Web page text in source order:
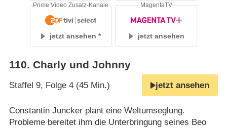
jetzt ansehen
Prime Video Zusatz-Kanäle
jetzt ansehen
MagentaTV
110. Charly und Johnny
Staffel 9, Folge 4 (45 Min.) jetzt ansehen
Constantin Juncker plant eine Weltumseglung.
Probleme bereitet ihm die Unterbringung seines Beo